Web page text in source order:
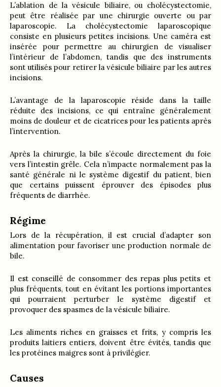
L’ablation de la vésicule biliaire, ou cholécystectomie,
peut être réalisée par une chirurgie ouverte ou par
laparoscopie. La cholécystectomie laparoscopique
consiste en plusieurs petites incisions. Une caméra est
insérée pour permettre au chirurgien de visualiser
l’intérieur de l’abdomen, tandis que des instruments
sont utilisés pour retirer la vésicule biliaire par les autres
incisions.
L’avantage de la laparoscopie réside dans la taille
réduite des incisions, ce qui entraîne généralement
moins de douleur et de cicatrices pour les patients après
l’intervention.
Après la chirurgie, la bile s’écoule directement du foie
vers l’intestin grêle. Cela n’impacte normalement pas la
santé générale ni le système digestif du patient, bien
que certains puissent éprouver des épisodes plus
fréquents de diarrhée.
Régime
Lors de la récupération, il est crucial d’adapter son
alimentation pour favoriser une production normale de
bile.
Il est conseillé de consommer des repas plus petits et
plus fréquents, tout en évitant les portions importantes
qui pourraient perturber le système digestif et
provoquer des spasmes de la vésicule biliaire.
Les aliments riches en graisses et frits, y compris les
produits laitiers entiers, doivent être évités, tandis que
les protéines maigres sont à privilégier.
Causes